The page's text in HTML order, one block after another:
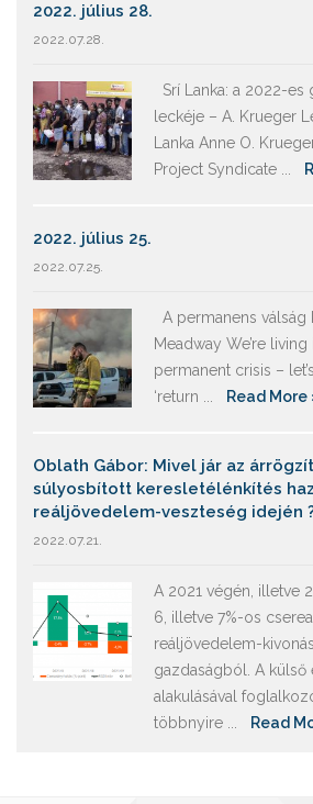
2022. július 28.
2022.07.28.
Srí Lanka: a 2022-es
leckéje – A. Krueger
Lanka Anne O.
Project Syndicate ...
2022. július 25.
2022.07.25.
A permanens válság
Meadway We’re
permanent crisis –
‘return ...
Read More
Oblath Gábor: Mivel jár az
súlyosbított keresletélénkítés
reáljövedelem-veszteség idején
2022.07.21.
A 2021 végén, illetve
6, illetve 7%-os
reáljövedelem-
gazdaságból. A külső
alakulásával
többnyire ...
Read